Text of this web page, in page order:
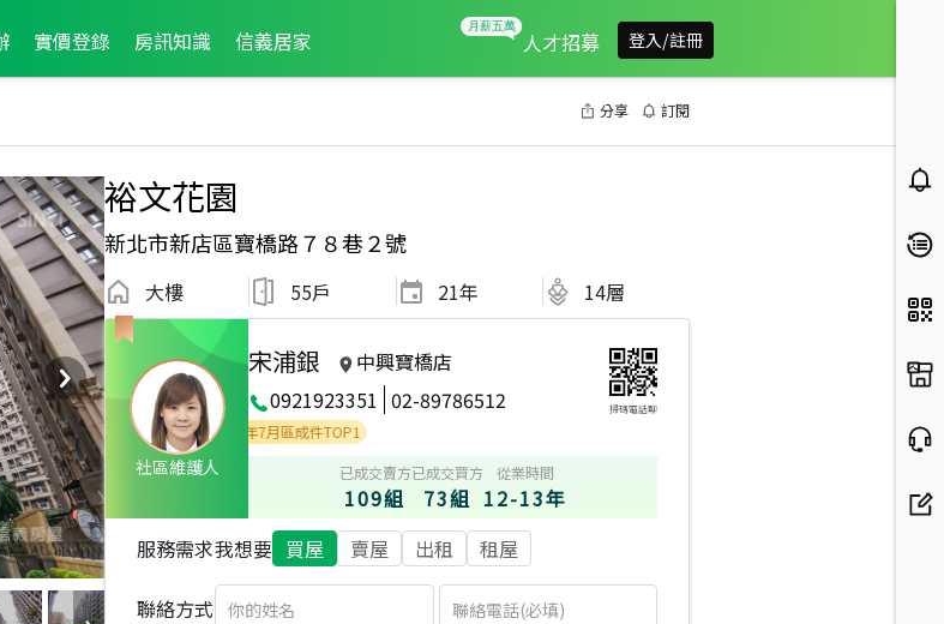
實價登錄 房訊知識 信義居家 人才招募 登入/註冊
分享 訂閱
裕文花園
新北市新店區寶橋路７８巷２號
大樓 55戶 21年 14層
社區維護人
宋浦銀
中興寶橋店
0921923351 02-89786512 掃碼電話聊
年12月區成件TOP2
2022年7月區成件TOP1
已成交賣方
109組
已成交買方
73組
從業時間
12-13年
服務需求我想要 買屋 賣屋 出租 租屋
聯絡方式